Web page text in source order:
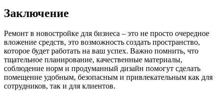
Заключение
Ремонт в новостройке для бизнеса – это не просто очередное
вложение средств, это возможность создать пространство,
которое будет работать на ваш успех. Важно помнить, что
тщательное планирование, качественные материалы,
соблюдение норм и продуманный дизайн помогут сделать
помещение удобным, безопасным и привлекательным как для
сотрудников, так и для клиентов.